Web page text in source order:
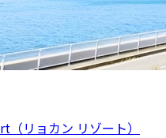
リョカン リゾート）